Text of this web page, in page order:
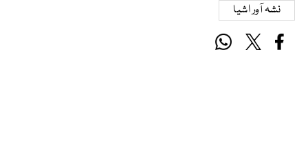
نشہ آور اشیا